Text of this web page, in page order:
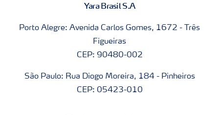
Yara Brasil S.A
Porto Alegre: Avenida Carlos Gomes, 1672 - Três
Figueiras
CEP: 90480-002
São Paulo: Rua Diogo Moreira, 184 - Pinheiros
CEP: 05423-010